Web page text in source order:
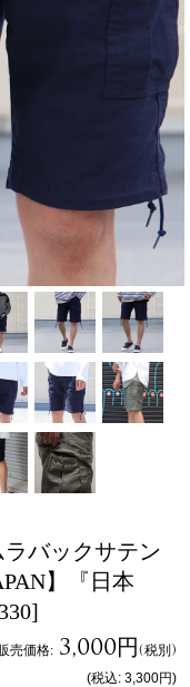
ラバックサテン
】『日本
売価格: 3,000円(税別)
(税込: 3,300円)